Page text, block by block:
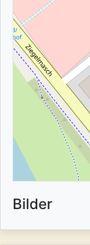
Bilder